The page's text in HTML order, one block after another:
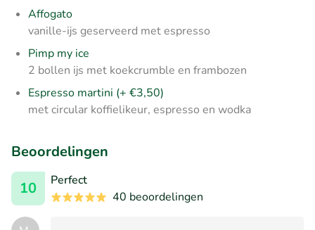
Affogato
vanille-ijs geserveerd met espresso
Pimp my ice
2 bollen ijs met koekcrumble en frambozen
Espresso martini (+ €3,50)
met circular koffielikeur, espresso en wodka
Beoordelingen
10
Perfect
40 beoordelingen